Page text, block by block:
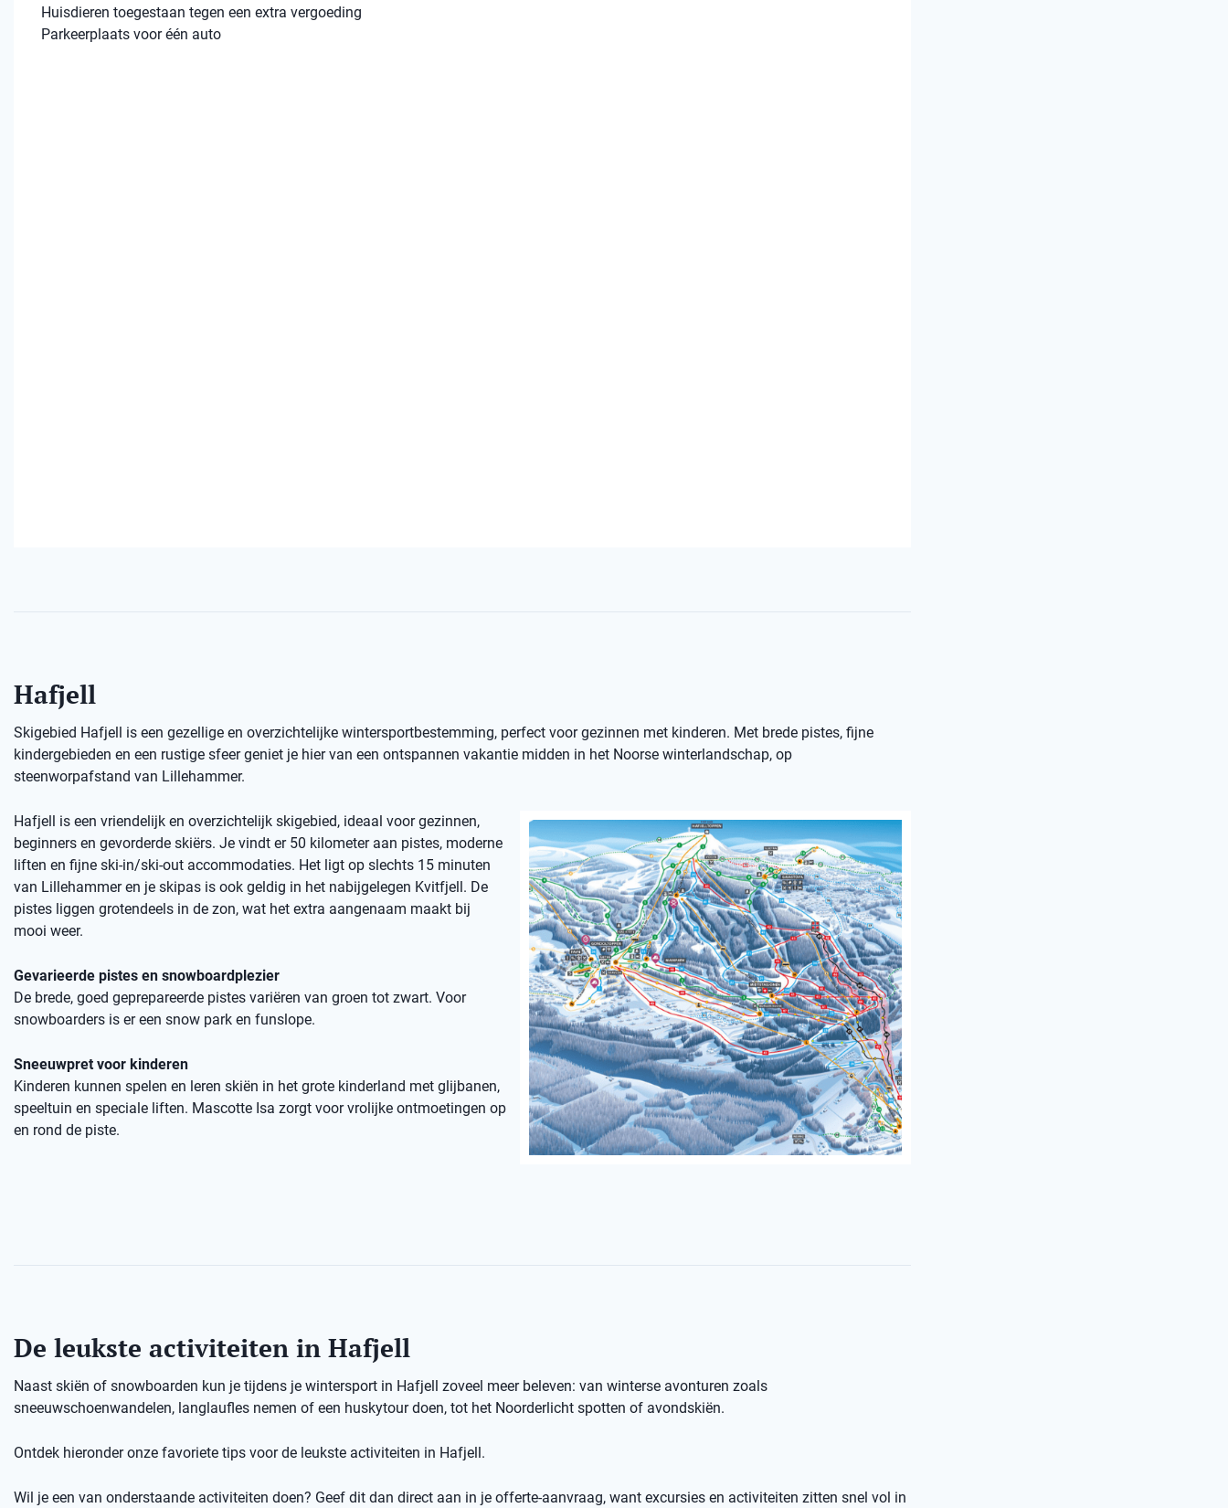
Huisdieren toegestaan tegen een extra vergoeding
Parkeerplaats voor één auto
Hafjell
Skigebied Hafjell is een gezellige en overzichtelijke wintersportbestemming, perfect voor gezinnen met kinderen. Met brede pistes, fijne
kindergebieden en een rustige sfeer geniet je hier van een ontspannen vakantie midden in het Noorse winterlandschap, op
steenworpafstand van Lillehammer.
Hafjell is een vriendelijk en overzichtelijk skigebied, ideaal voor gezinnen,
beginners en gevorderde skiërs. Je vindt er 50 kilometer aan pistes, moderne
liften en fijne ski-in/ski-out accommodaties. Het ligt op slechts 15 minuten
van Lillehammer en je skipas is ook geldig in het nabijgelegen Kvitfjell. De
pistes liggen grotendeels in de zon, wat het extra aangenaam maakt bij
mooi weer.
Gevarieerde pistes en snowboardplezier
De brede, goed geprepareerde pistes variëren van groen tot zwart. Voor
snowboarders is er een snow park en funslope.
Sneeuwpret voor kinderen
Kinderen kunnen spelen en leren skiën in het grote kinderland met glijbanen,
speeltuin en speciale liften. Mascotte Isa zorgt voor vrolijke ontmoetingen op
en rond de piste.
De leukste activiteiten in Hafjell
Naast skiën of snowboarden kun je tijdens je wintersport in Hafjell zoveel meer beleven: van winterse avonturen zoals
sneeuwschoenwandelen, langlaufles nemen of een huskytour doen, tot het Noorderlicht spotten of avondskiën.
Ontdek hieronder onze favoriete tips voor de leukste activiteiten in Hafjell.
Wil je een van onderstaande activiteiten doen? Geef dit dan direct aan in je offerte-aanvraag, want excursies en activiteiten zitten snel vol in